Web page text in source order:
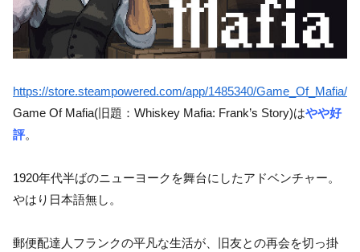
https://store.steampowered.com/app/1485340/Game_Of_Mafia/
Game Of Mafia(旧題：Whiskey Mafia: Frank’s Story)はやや好
評。
1920年代半ばのニューヨークを舞台にしたアドベンチャー。
やはり日本語無し。
郵便配達人フランクの平凡な生活が、旧友との再会を切っ掛